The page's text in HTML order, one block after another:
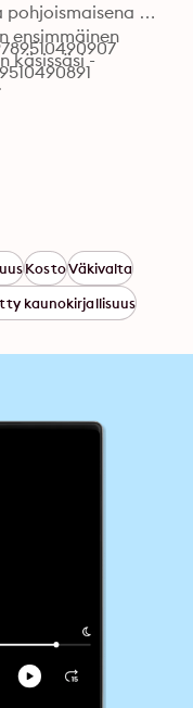
ensimmäinen
käsissäsi -
KostoVäkivalta
kaunokirjallisuus